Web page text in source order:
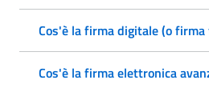
Cos'è la firma digitale (o
Cos'è la firma elettronica